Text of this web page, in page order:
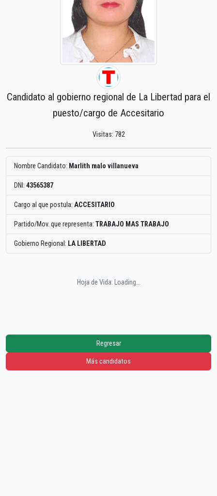
Candidato al gobierno regional de La Libertad para el
puesto/cargo de Accesitario
Visitas: 782
Nombre Candidato: Marlith malo villanueva
DNI: 43565387
Cargo al que postula: ACCESITARIO
Partido/Mov. que representa: TRABAJO MAS TRABAJO
Gobierno Regional: LA LIBERTAD
Hoja de Vida: Loading...
Regresar
Más candidatos